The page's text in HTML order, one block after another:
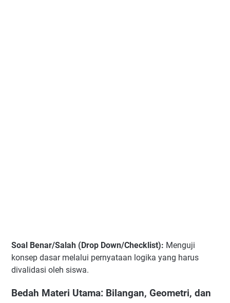
Soal Benar/Salah (Drop Down/Checklist): Menguji
konsep dasar melalui pernyataan logika yang harus
divalidasi oleh siswa.
Bedah Materi Utama: Bilangan, Geometri, dan